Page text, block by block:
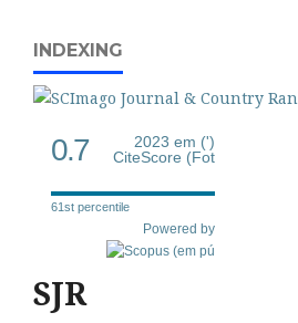
INDEXING
0.7
2023 em (')
CiteScore (Fot
61st percentile
Powered by
SJR